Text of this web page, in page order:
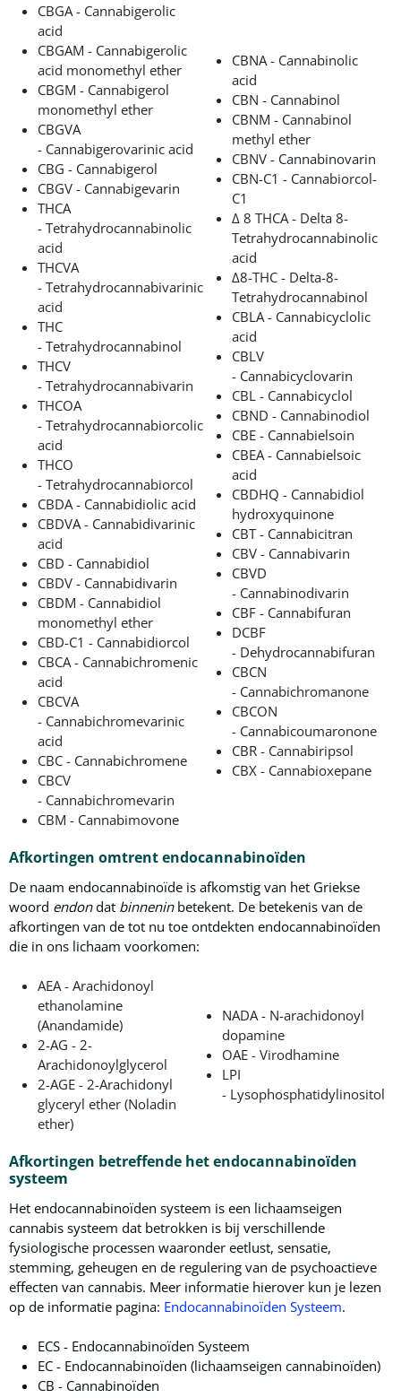
CBGA - Cannabigerolic
acid
CBGAM - Cannabigerolic
acid monomethyl ether
CBGM - Cannabigerol
monomethyl ether
CBGVA
- Cannabigerovarinic acid
CBG - Cannabigerol
CBGV - Cannabigevarin
THCA
- Tetrahydrocannabinolic
acid
THCVA
- Tetrahydrocannabivarinic
acid
THC
- Tetrahydrocannabinol
THCV
- Tetrahydrocannabivarin
THCOA
- Tetrahydrocannabiorcolic
acid
THCO
- Tetrahydrocannabiorcol
CBDA - Cannabidiolic acid
CBDVA - Cannabidivarinic
acid
CBD - Cannabidiol
CBDV - Cannabidivarin
CBDM - Cannabidiol
monomethyl ether
CBD-C1 - Cannabidiorcol
CBCA - Cannabichromenic
acid
CBCVA
- Cannabichromevarinic
acid
CBC - Cannabichromene
CBCV
- Cannabichromevarin
CBM - Cannabimovone
CBNA - Cannabinolic
acid
CBN - Cannabinol
CBNM - Cannabinol
methyl ether
CBNV - Cannabinovarin
CBN-C1 - Cannabiorcol-
C1
Δ 8 THCA - Delta 8-
Tetrahydrocannabinolic
acid
Δ8-THC - Delta-8-
Tetrahydrocannabinol
CBLA - Cannabicyclolic
acid
CBLV
- Cannabicyclovarin
CBL - Cannabicyclol
CBND - Cannabinodiol
CBE - Cannabielsoin
CBEA - Cannabielsoic
acid
CBDHQ - Cannabidiol
hydroxyquinone
CBT - Cannabicitran
CBV - Cannabivarin
CBVD
- Cannabinodivarin
CBF - Cannabifuran
DCBF
- Dehydrocannabifuran
CBCN
- Cannabichromanone
CBCON
- Cannabicoumaronone
CBR - Cannabiripsol
CBX - Cannabioxepane
Afkortingen omtrent endocannabinoïden
De naam endocannabinoïde is afkomstig van het Griekse
woord endondat binneninbetekent. De betekenis van de
afkortingen van de tot nu toe ontdekten endocannabinoïden
die in ons lichaam voorkomen:
AEA - Arachidonoyl
ethanolamine
(Anandamide)
2-AG - 2-
Arachidonoylglycerol
2-AGE - 2-Arachidonyl
glyceryl ether (Noladin
ether)
NADA - N-arachidonoyl
dopamine
OAE - Virodhamine
LPI
- Lysophosphatidylinositol
Afkortingen betreffende het endocannabinoïden
systeem
Het endocannabinoïden systeem is een lichaamseigen
cannabis systeem dat betrokken is bij verschillende
fysiologische processen waaronder eetlust, sensatie,
stemming, geheugen en de regulering van de psychoactieve
effecten van cannabis. Meer informatie hierover kun je lezen
op de informatie pagina: Endocannabinoïden Systeem.
ECS - Endocannabinoïden Systeem
EC - Endocannabinoïden (lichaamseigen cannabinoïden)
CB - Cannabinoïden